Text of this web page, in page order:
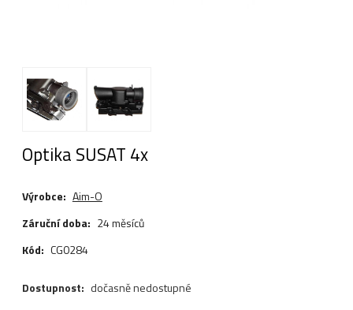
Optika SUSAT 4x
Výrobce: Aim-O
Záruční doba: 24 měsíců
Kód: CG0284
Dostupnost: dočasně nedostupné